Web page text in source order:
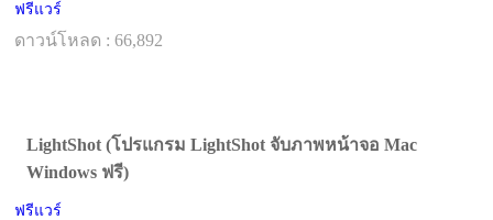
ฟรีแวร์
ดาวน์โหลด : 66,892
LightShot (โปรแกรม LightShot จับภาพหน้าจอ Mac
Windows ฟรี)
ฟรีแวร์